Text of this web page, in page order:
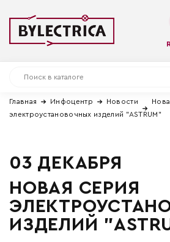
Главная Инфоцентр Новости
электроустановочных изделий "ASTRUM"
03 ДЕКАБРЯ
НОВАЯ СЕРИЯ
ИЗДЕЛИЙ